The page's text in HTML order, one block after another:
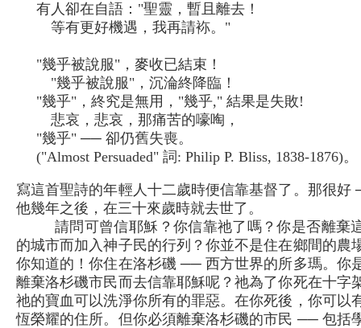
有人卻在自語："聖靈，暫且離去！
等有更好機遇，我再請袮。"
"幾乎被說服"，麥收已結束！
"幾乎被說服"，沉淪終降臨！
"幾乎"，終究是無用，"幾乎," 結果是失敗!
悲哀，悲哀，那痛苦的嚎啕，
"幾乎" ── 卻仍舊失喪。
("Almost Persuaded" 詞: Philip P. Bliss, 1838-1876)。
寫這首聖詩的年輕人十二歲時便信靠基督了。那很好
他幾年之後，在三十來歲時就去世了。
請問可曾信耶穌？你信靠祂了嗎？你是否離棄
的城市而加入神子民的行列？你並不是住在鄉間的農
你知道的！你住在洛杉磯 ── 西方世界的所多瑪。你
離棄洛杉磯市民而去信靠耶穌呢？祂為了你死在十字
祂的寶血可以洗淨你所有的罪惡。在你死後，你可以
恆榮耀的住所。但你必須離棄洛杉磯的市民 ── 包括